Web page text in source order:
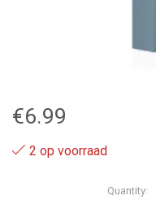
€6.99
2 op voorraad